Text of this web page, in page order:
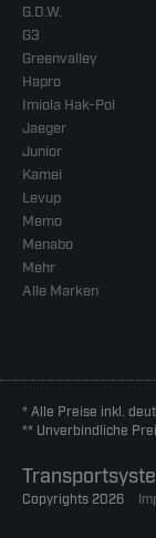
G.D.W.
G3
Greenvalley
Hapro
Imiola Hak-Pol
Jaeger
Junior
Kamei
Levup
Memo
Menabo
Mehr
Alle Marken
* Alle Preise inkl.
** Unverbindliche
Copyrights 2026